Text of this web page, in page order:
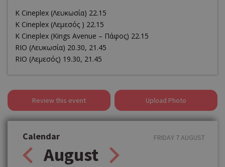
K Cineplex (Λευκωσία) 22.15
K Cineplex (Λεμεσός ) 22.15
K Cineplex (Kings Avenue – Πάφος) 22.15
RΙΟ (Λευκωσία) 20.30, 21.45
RΙΟ (Λεμεσός) 19.30, 21.45
Review this event Upload Photo
Calendar
August
FRIDAY 7 AUGUST